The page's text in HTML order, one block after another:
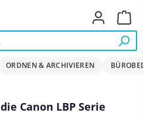
ORDNEN & ARCHIVIEREN
Canon LBP Serie